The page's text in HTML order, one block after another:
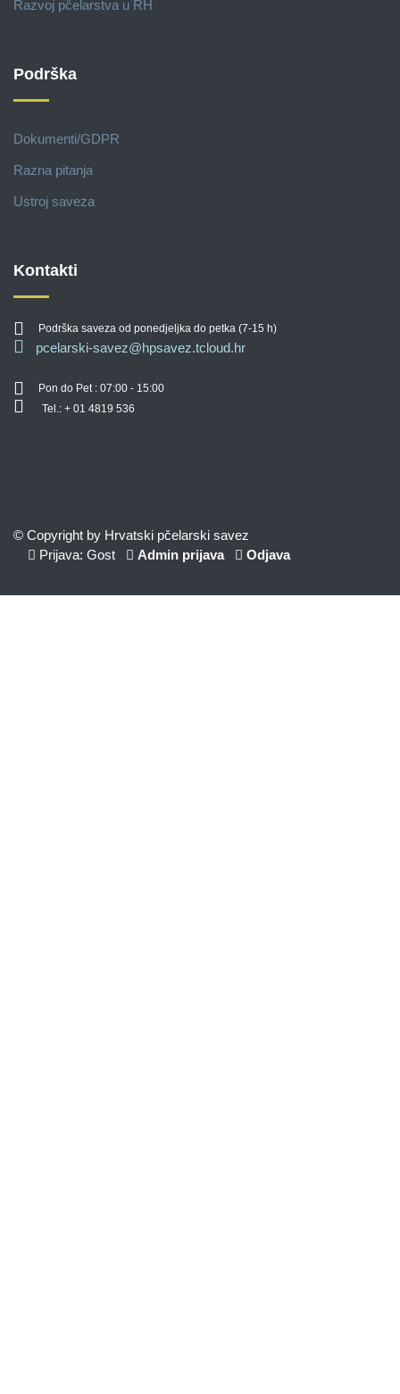
Razvoj pčelarstva u RH
Podrška
Dokumenti/GDPR
Razna pitanja
Ustroj saveza
Kontakti
Podrška saveza od ponedjeljka do petka (7-15 h)
pcelarski-savez@hpsavez.tcloud.hr
Pon do Pet : 07:00 - 15:00
Tel.: + 01 4819 536
© Copyright by Hrvatski pčelarski savez
Prijava: Gost
Admin prijava Odjava